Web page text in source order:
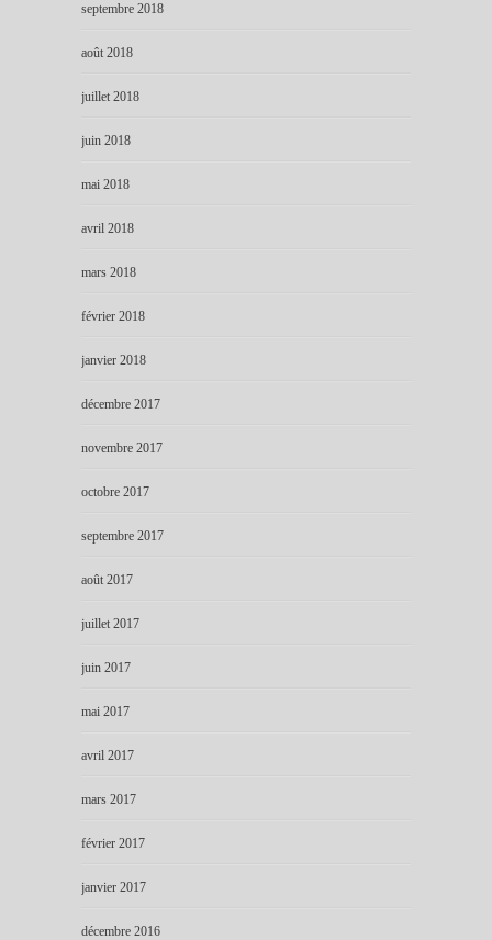
septembre 2018
août 2018
juillet 2018
juin 2018
mai 2018
avril 2018
mars 2018
février 2018
janvier 2018
décembre 2017
novembre 2017
octobre 2017
septembre 2017
août 2017
juillet 2017
juin 2017
mai 2017
avril 2017
mars 2017
février 2017
janvier 2017
décembre 2016